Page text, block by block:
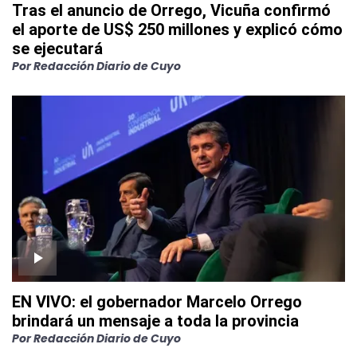
Tras el anuncio de Orrego, Vicuña confirmó
el aporte de US$ 250 millones y explicó cómo
se ejecutará
PorRedacción Diario de Cuyo
EN VIVO: el gobernador Marcelo Orrego
brindará un mensaje a toda la provincia
PorRedacción Diario de Cuyo